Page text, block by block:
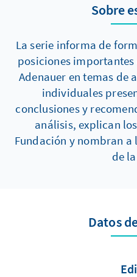
Sobre
La serie informa de
posiciones
Adenauer en temas de
individuales
conclusiones y
análisis, explican
Fundación y nombran a
de
Datos